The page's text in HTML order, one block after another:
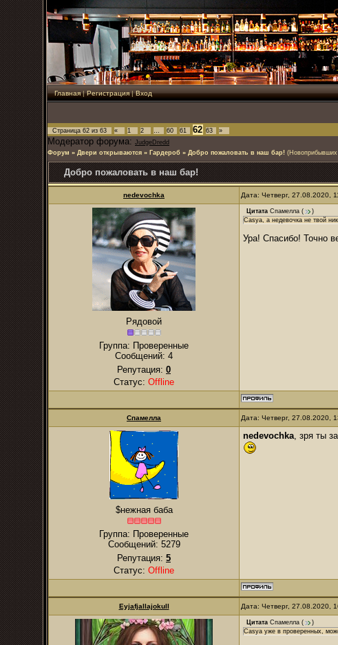
Главная|Регистрация|Вход
Страница 62 из 63 « 1 2 … 60 61 62 63 »
Модератор форума: JudgeDredd
Форум » Двери открываются » Гардероб » Добро пожаловать в наш бар! (Новоприбывших
Добро пожаловать в наш бар!
nedevochka Дата: Четверг, 27.08.2020,
Рядовой
Группа: Проверенные
Сообщений: 4
Репутация: 0
Статус: Offline
Цитата Спамелла (
)
Casya, а недевочка не твой
Ура! Спасибо! Точно
Спамелла Дата: Четверг, 27.08.2020,
$нежная баба
Группа: Проверенные
Сообщений: 5279
Репутация: 5
Статус: Offline
nedevochka, зря ты
Eyjafjallajokull Дата: Четверг, 27.08.2020,
Цитата Спамелла (
)
Casya уже в проверенных,